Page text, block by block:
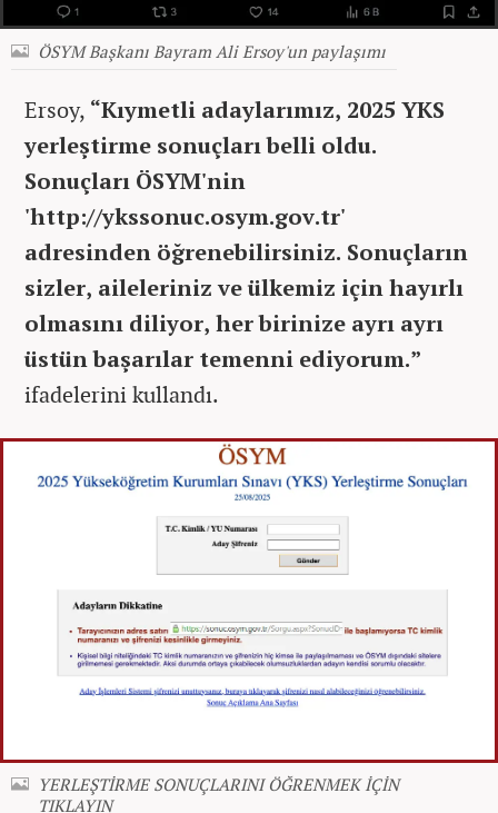
ÖSYM Başkanı Bayram Ali Ersoy'un paylaşımı
Ersoy, “Kıymetli adaylarımız, 2025 YKS
yerleştirme sonuçları belli oldu.
Sonuçları ÖSYM'nin
'http://ykssonuc.osym.gov.tr'
adresinden öğrenebilirsiniz. Sonuçların
sizler, aileleriniz ve ülkemiz için hayırlı
olmasını diliyor, her birinize ayrı ayrı
üstün başarılar temenni ediyorum.”
ifadelerini kullandı.
YERLEŞTİRME SONUÇLARINI ÖĞRENMEK İÇİN
TIKLAYIN